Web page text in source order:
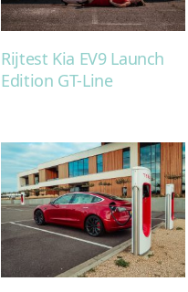
Rijtest Kia EV9 Launch
Edition GT-Line